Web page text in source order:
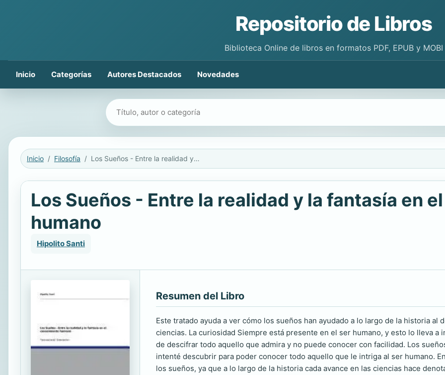
Repositorio de Libros
Biblioteca Online de libros en formatos PDF, EPUB y MOBI
Inicio Categorías Autores Destacados Novedades
Buscar libros
Inicio Filosofía Los Sueños - Entre la realidad y la fantasía en el conocimiento humano
Los Sueños - Entre la realidad y la fantasía en
humano
Hipolito Santi
Resumen del Libro
Este tratado ayuda a ver cómo los sueños han ayudado a lo largo de la historia
ciencias. La curiosidad Siempre está presente en el ser humano, y esto lo lleva
de descifrar todo aquello que admira y no puede conocer con facilidad. Los
intenté descubrir para poder conocer todo aquello que le intriga al ser humano.
los sueños, ya que a lo largo de la historia cada avance en las ciencias hace